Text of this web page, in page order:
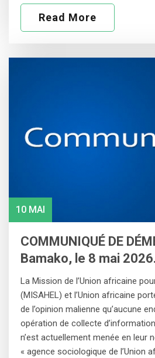
Read More
10 MAI
COMMUNIQUÉ DE
Bamako, le 8 mai 2026.
La Mission de l’Union africaine
(MISAHEL) et l’Union africaine
de l’opinion malienne qu’aucune
opération de collecte
n’est actuellement menée en leur
« agence sociologique de l’Union